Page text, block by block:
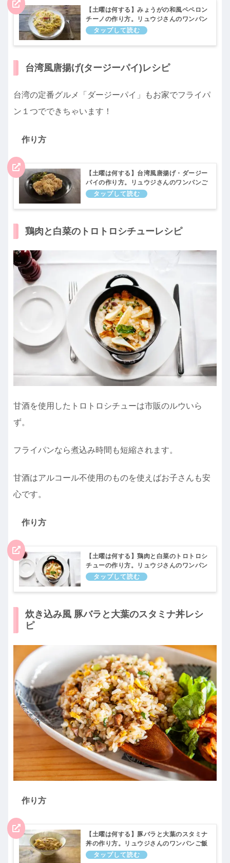
【土曜は何する】みょうがの和風ペペロン
チーノの作り方。リュウジさんのワンパン
ご飯レシピ｜10分ティーチャー
台湾風唐揚げ(タージーパイ)レシピ
台湾の定番グルメ「ダージーパイ」もお家でフライパ
ン１つでできちゃいます！
作り方
【土曜は何する】台湾風唐揚げ・ダージー
パイの作り方。リュウジさんのワンパンご
飯レシピ｜10分ティーチャー
鶏肉と白菜のトロトロシチューレシピ
甘酒を使用したトロトロシチューは市販のルウいら
ず。
フライパンなら煮込み時間も短縮されます。
甘酒はアルコール不使用のものを使えばお子さんも安
心です。
作り方
【土曜は何する】鶏肉と白菜のトロトロシ
チューの作り方。リュウジさんのワンパン
ご飯レシピ｜10分ティーチャー
炊き込み風 豚バラと大葉のスタミナ丼レシ
ピ
作り方
【土曜は何する】豚バラと大葉のスタミナ
丼の作り方。リュウジさんのワンパンご飯
レシピ｜10分ティーチャー